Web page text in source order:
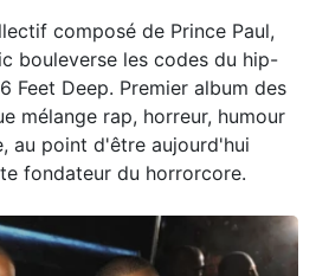
composé de Prince Paul,
bouleverse les codes du hip-
Feet Deep. Premier album des
mélange rap, horreur, humour
au point d'être aujourd'hui
fondateur du horrorcore.